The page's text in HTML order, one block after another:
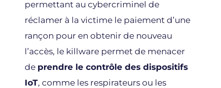
permettant au cybercriminel de
réclamer à la victime le paiement d’une
rançon pour en obtenir de nouveau
l’accès, le killware permet de menacer
de prendre le contrôle des dispositifs
IoT, comme les respirateurs ou les